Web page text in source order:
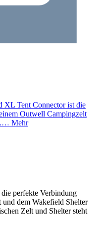
XL Tent Connector ist die
Outwell Campingzelt
Mehr
perfekte Verbindung
dem Wakefield Shelter
Zelt und Shelter steht